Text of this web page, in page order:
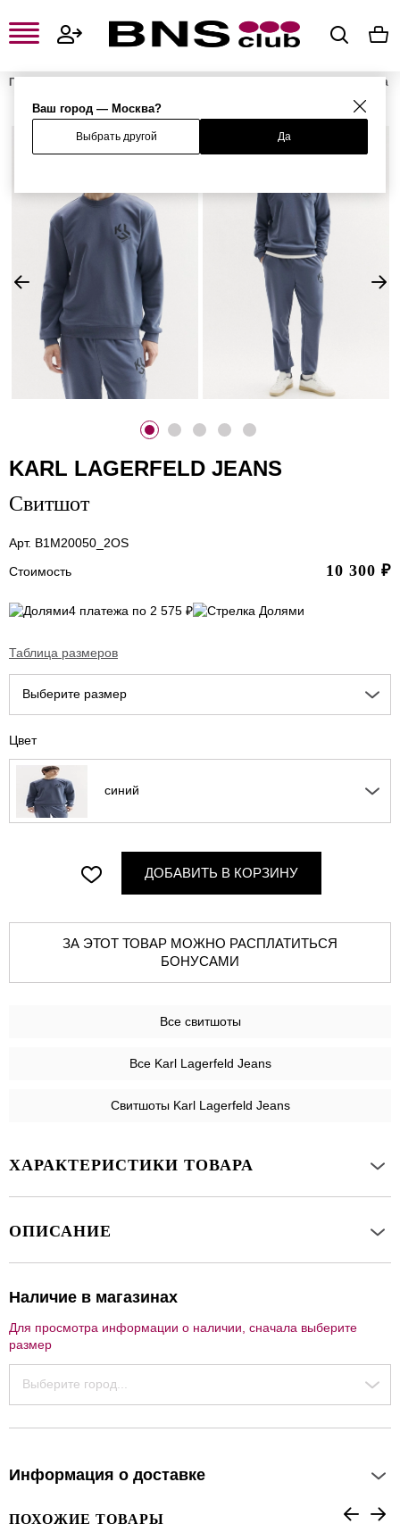
Ваш город — Москва?
Выбрать другой Да
Главная
Мужская одежда
KARL LAGERFELD JEANS
Свитшот
Арт. B1M20050_2OS
Стоимость
10 300 ₽
4 платежа по 2 575 ₽
Таблица размеров
Выберите размер
Цвет
синий
ДОБАВИТЬ В КОРЗИНУ
ЗА ЭТОТ ТОВАР МОЖНО РАСПЛАТИТЬСЯ
БОНУСАМИ
Все свитшоты
Все Karl Lagerfeld Jeans
Свитшоты Karl Lagerfeld Jeans
ХАРАКТЕРИСТИКИ ТОВАРА
ОПИСАНИЕ
Наличие в магазинах
Для просмотра информации о наличии, сначала выберите
размер
Выберите город...
Информация о доставке
ПОХОЖИЕ ТОВАРЫ